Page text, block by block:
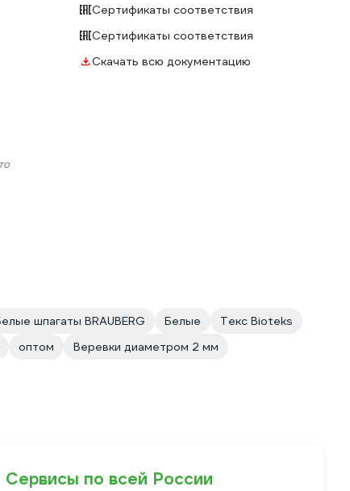
Сертификаты соответствия
Сертификаты соответствия
Скачать всю документацию
шпагаты BRAUBERG Белые
Текс Bioteks
оптом Веревки диаметром 2 мм
Сервисы по всей России